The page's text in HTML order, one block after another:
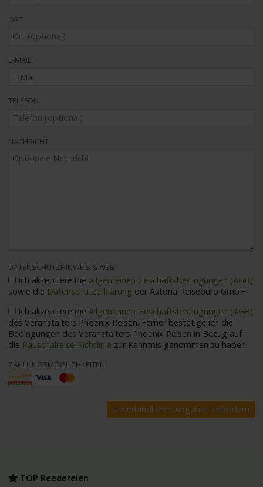
ORT
E-MAIL
TELEFON
NACHRICHT
DATENSCHUTZHINWEIS & AGB
Ich akzeptiere dieAllgemeinen Geschäftsbedingungen (AGB)
sowie die Datenschutzerklärung der Astoria Reisebüro GmbH.
Ich akzeptiere dieAllgemeinen Geschäftsbedingungen (AGB)
des Veranstalters Phoenix Reisen. Ferner bestätige ich die
Bedingungen des Veranstalters Phoenix Reisen in Bezug auf
die Pauschalreise-Richtlinie zur Kenntnis genommen zu haben.
ZAHLUNGSMÖGLICHKEITEN
TOP Reedereien